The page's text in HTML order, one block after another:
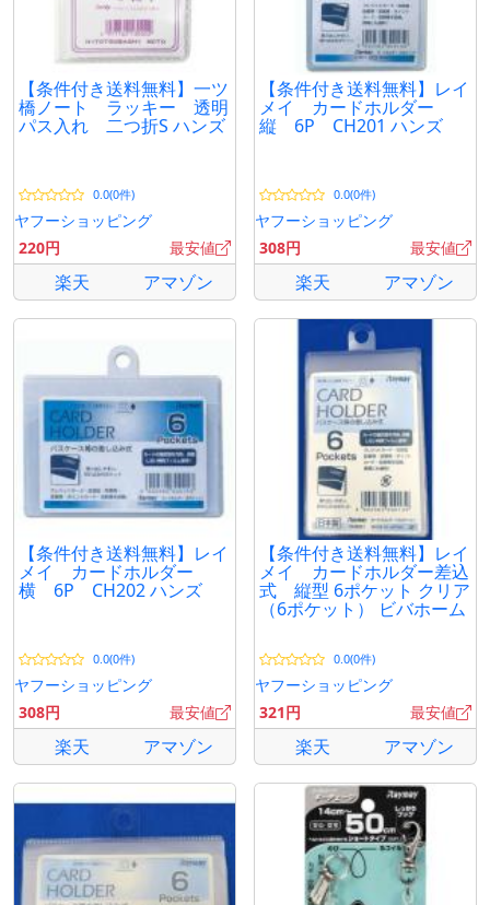
【条件付き送料無料】一ツ
橋ノート ラッキー 透明
パス入れ 二つ折S ハンズ
0.0(0件)
ヤフーショッピング
220円
最安値
楽天 アマゾン
【条件付き送料無料】レイ
メイ カードホルダー
縦 6P CH201 ハンズ
0.0(0件)
ヤフーショッピング
308円
最安値
楽天 アマゾン
【条件付き送料無料】レイ
メイ カードホルダー
横 6P CH202 ハンズ
0.0(0件)
ヤフーショッピング
308円
最安値
楽天 アマゾン
【条件付き送料無料】レイ
メイ カードホルダー差込
式 縦型 6ポケット クリア
（6ポケット） ビバホーム
0.0(0件)
ヤフーショッピング
321円
最安値
楽天 アマゾン